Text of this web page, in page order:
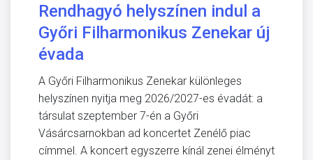
Rendhagyó helyszínen indul a
Győri Filharmonikus Zenekar új
évada
A Győri Filharmonikus Zenekar különleges
helyszínen nyitja meg 2026/2027-es évadát: a
társulat szeptember 7-én a Győri
Vásárcsarnokban ad koncertet Zenélő piac
címmel. A koncert egyszerre kínál zenei élményt